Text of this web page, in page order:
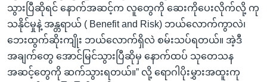
သွားပြီဆိုရင် နောက်အဆင့်က လူတွေကို ဆေးကိုပေးလိုက်လို့ ကု
သနိုင်မှုနဲ့ အန္တရာယ် ( Benefit and Risk) ဘယ်လောက်ကွာလဲ၊
ဘေးထွက်ဆိုးကျိုး ဘယ်လောက်ရှိလဲ စမ်းသပ်ရတယ်။ အဲ့ဒီ
အချက်တွေ အောင်မြင်သွားပြီဆိုမှ နောက်ထပ် သုတေသန
အဆင့်တွေကို ဆက်သွားရတယ်။” လို့ ရောဂါပိုးမွှားအထူးကု